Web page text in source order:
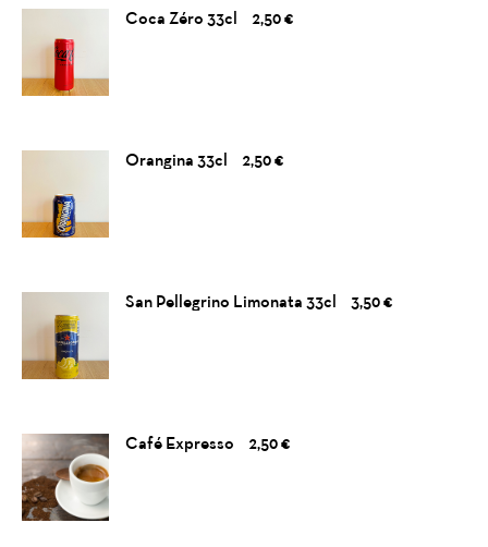
Coca Zéro 33cl 2,50 €
Orangina 33cl 2,50 €
San Pellegrino Limonata 33cl 3,50 €
Café Expresso 2,50 €